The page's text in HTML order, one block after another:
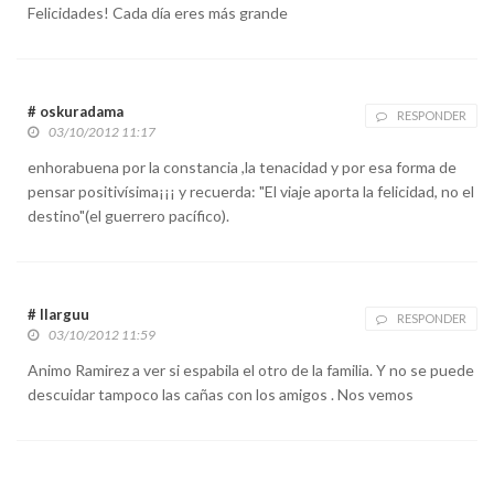
Felicidades! Cada día eres más grande
# oskuradama RESPONDER
03/10/2012 11:17
enhorabuena por la constancia ,la tenacidad y por esa forma de
pensar positivísima¡¡¡ y recuerda: "El viaje aporta la felicidad, no el
destino"(el guerrero pacífico).
# llarguu RESPONDER
03/10/2012 11:59
Animo Ramirez a ver si espabila el otro de la familia. Y no se puede
descuidar tampoco las cañas con los amigos . Nos vemos